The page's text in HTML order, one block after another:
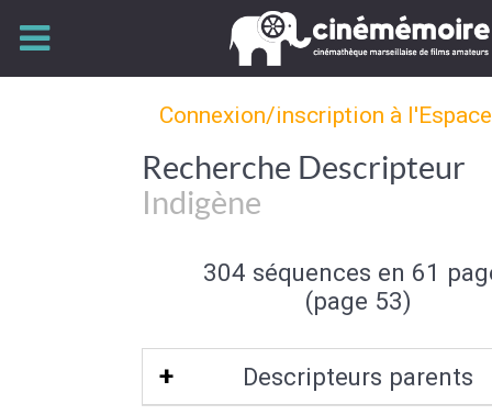
Connexion/inscription à
Recherche Descripteur
Indigène
304 séquences en 61
(page 53)
Descripteurs parents